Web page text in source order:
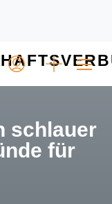
schlauer
für